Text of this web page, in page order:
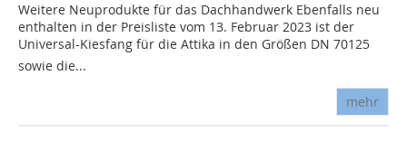
Weitere Neuprodukte für das Dachhandwerk Ebenfalls neu
enthalten in der Preisliste vom 13. Februar 2023 ist der
Universal-Kiesfang für die Attika in den Größen DN 70125
sowie die...
mehr